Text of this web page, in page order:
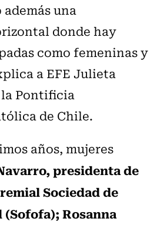
una
donde hay
como femeninas y
a EFE Julieta
la Pontificia
de Chile.
años, mujeres
presidenta de
Sociedad de
Rosanna